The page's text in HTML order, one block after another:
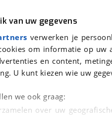
van uw gegevens
verwerken je
om informatie op
en content,
U kunt kiezen wie uw
we ook graag:
over uw